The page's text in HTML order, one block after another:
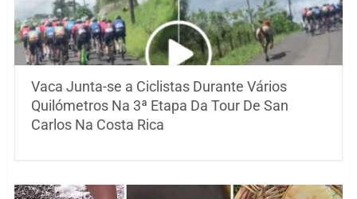
Vaca Junta-se a Ciclistas Durante Vários
Quilómetros Na 3ª Etapa Da Tour De San
Carlos Na Costa Rica